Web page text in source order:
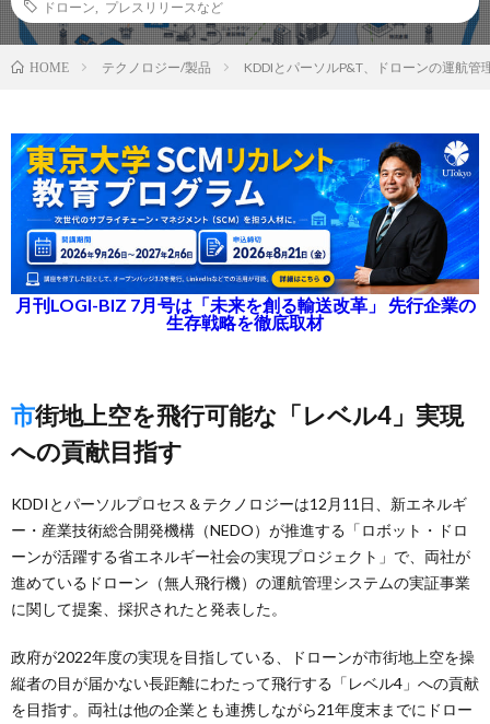
ドローン
プレスリリースなど
HOME テクノロジー/製品 KDDIとパーソルP&T、ドローンの運航管
月刊LOGI-BIZ 7月号は「未来を創る輸送改革」 先行企業の
生存戦略を徹底取材
市街地上空を飛行可能な「レベル4」実現
への貢献目指す
KDDIとパーソルプロセス＆テクノロジーは12月11日、新エネルギ
ー・産業技術総合開発機構（NEDO）が推進する「ロボット・ドロ
ーンが活躍する省エネルギー社会の実現プロジェクト」で、両社が
進めているドローン（無人飛行機）の運航管理システムの実証事業
に関して提案、採択されたと発表した。
政府が2022年度の実現を目指している、ドローンが市街地上空を操
縦者の目が届かない長距離にわたって飛行する「レベル4」への貢献
を目指す。両社は他の企業とも連携しながら21年度末までにドロー